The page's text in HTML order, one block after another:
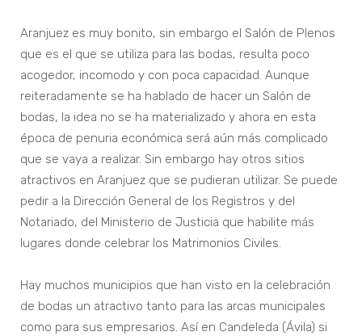
Aranjuez es muy bonito, sin embargo el Salón de Plenos
que es el que se utiliza para las bodas, resulta poco
acogedor, incomodo y con poca capacidad. Aunque
reiteradamente se ha hablado de hacer un Salón de
bodas, la idea no se ha materializado y ahora en esta
época de penuria económica será aún más complicado
que se vaya a realizar. Sin embargo hay otros sitios
atractivos en Aranjuez que se pudieran utilizar. Se puede
pedir a la Dirección General de los Registros y del
Notariado, del Ministerio de Justicia que habilite más
lugares donde celebrar los Matrimonios Civiles.
Hay muchos municipios que han visto en la celebración
de bodas un atractivo tanto para las arcas municipales
como para sus empresarios. Así en Candeleda (Ávila) si